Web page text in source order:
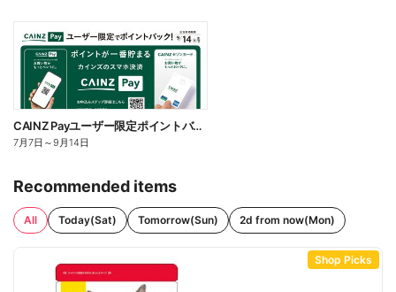
CAINZ Payユーザー限定ポイントバック!_DIY
7月7日 ～9月14日
Recommended items
All Today(Sat) Tomorrow(Sun) 2d from now(Mon)
Shop Picks